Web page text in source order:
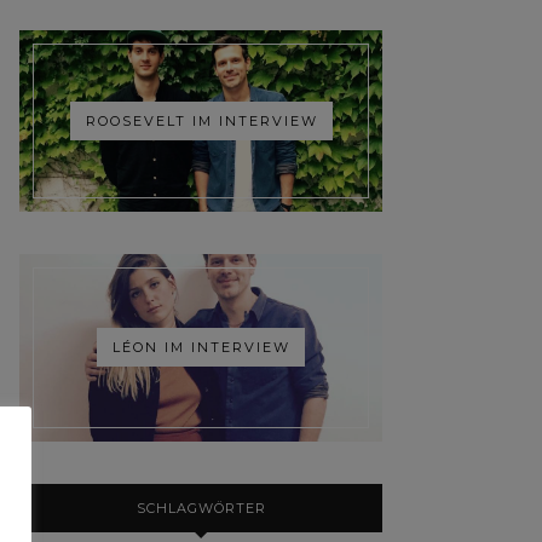
ROOSEVELT IM INTERVIEW
LÉON IM INTERVIEW
SCHLAGWÖRTER